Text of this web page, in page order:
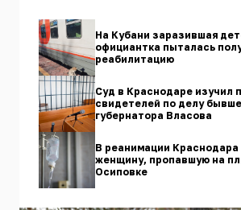
На Кубани заразившая
официантка пыталась
реабилитацию
Суд в Краснодаре изучил
свидетелей по делу
губернатора Власова
В реанимации Краснодара
женщину, пропавшую на
Осиповке